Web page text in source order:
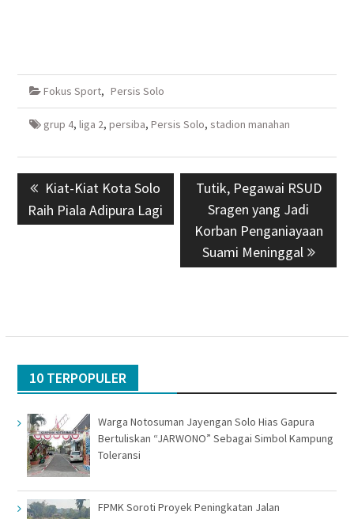
Fokus Sport, Persis Solo
grup 4, liga 2, persiba, Persis Solo, stadion manahan
Navigasi
pos Previous
post:
Kiat-Kiat Kota Solo
Raih Piala Adipura Lagi
Next
post:
Tutik, Pegawai RSUD
Sragen yang Jadi
Korban Penganiayaan
Suami Meninggal
10 TERPOPULER
Warga Notosuman Jayengan Solo Hias Gapura
Bertuliskan “JARWONO” Sebagai Simbol Kampung
Toleransi
FPMK Soroti Proyek Peningkatan Jalan